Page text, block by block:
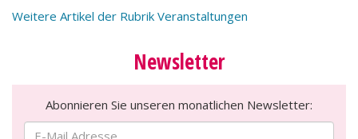
Weitere Artikel der Rubrik Veranstaltungen
Newsletter
Abonnieren Sie unseren monatlichen Newsletter: